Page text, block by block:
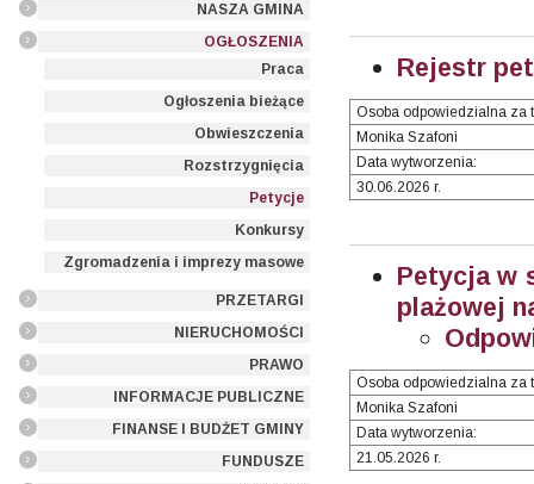
NASZA GMINA
OGŁOSZENIA
Praca
Ogłoszenia bieżące
Obwieszczenia
Rozstrzygnięcia
Petycje
Konkursy
Zgromadzenia i imprezy masowe
PRZETARGI
NIERUCHOMOŚCI
PRAWO
INFORMACJE PUBLICZNE
FINANSE I BUDŻET GMINY
FUNDUSZE
Rejestr
Osoba odpowiedzialna za
Monika Szafoni
Data wytworzenia:
30.06.2026 r.
Petycja w
plażowej
Osoba odpowiedzialna za
Monika Szafoni
Data wytworzenia:
21.05.2026 r.